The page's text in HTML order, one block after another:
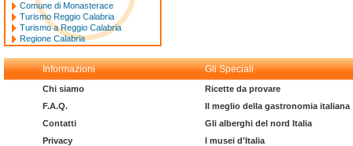
Comune di Monasterace
Turismo Reggio Calabria
Turismo a Reggio Calabria
Regione Calabria
Informazioni Gli Speciali
Chi siamo
F.A.Q.
Contatti
Privacy
Ricette da provare
Il meglio della gastronomia italiana
Gli alberghi del nord Italia
I musei d'Italia